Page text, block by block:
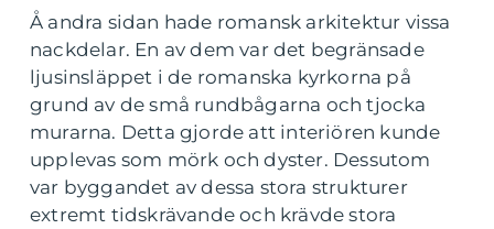
Å andra sidan hade romansk arkitektur vissa
nackdelar. En av dem var det begränsade
ljusinsläppet i de romanska kyrkorna på
grund av de små rundbågarna och tjocka
murarna. Detta gjorde att interiören kunde
upplevas som mörk och dyster. Dessutom
var byggandet av dessa stora strukturer
extremt tidskrävande och krävde stora